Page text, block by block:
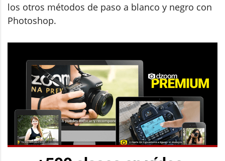
los otros métodos de paso a blanco y negro con
Photoshop.